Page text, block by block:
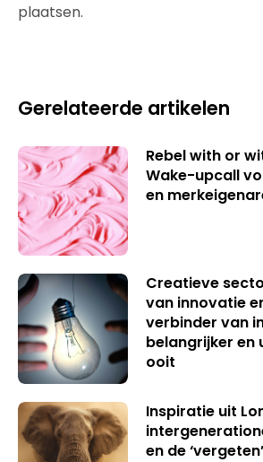
plaatsen.
Gerelateerde artikelen
Rebel with or
Wake-upcall
en
Creatieve
van innovatie
verbinder van
belangrijker en
ooit
Inspiratie uit
en de